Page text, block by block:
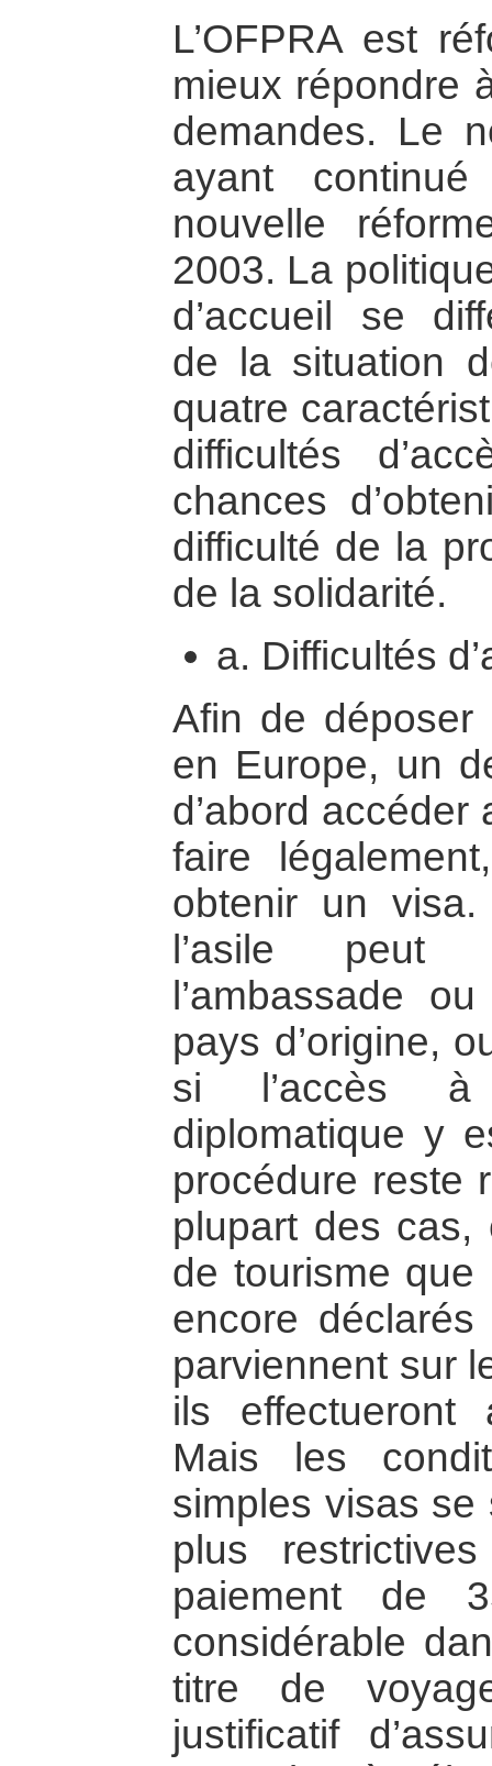
L’OFPRA est
mieux répondre
demandes. Le
ayant
nouvelle
2003. La
d’accueil se
de la situation
quatre
difficultés
chances
difficulté de la
de la solidarité.
a. Difficultés
Afin de déposer
en Europe, un
d’abord
faire
obtenir un
l’asile
l’ambassade
pays d’origine,
si l’accès à
diplomatique y
procédure reste
plupart des cas,
de tourisme que
encore
parviennent sur
ils effectueront
Mais les
simples visas
plus
paiement de
considérable
titre de
justificatif